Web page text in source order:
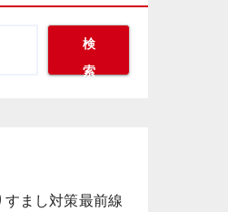
検
索
まし対策最前線